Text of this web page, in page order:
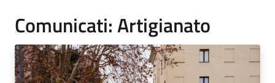
Comunicati: Artigianato